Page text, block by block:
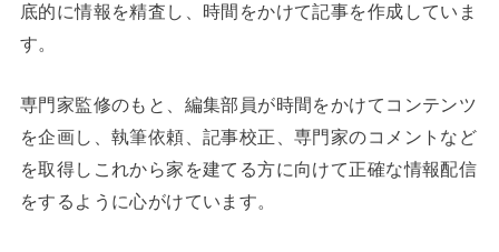
底的に情報を精査し、時間をかけて記事を作成していま
す。
専門家監修のもと、編集部員が時間をかけてコンテンツ
を企画し、執筆依頼、記事校正、専門家のコメントなど
を取得しこれから家を建てる方に向けて正確な情報配信
をするように心がけています。